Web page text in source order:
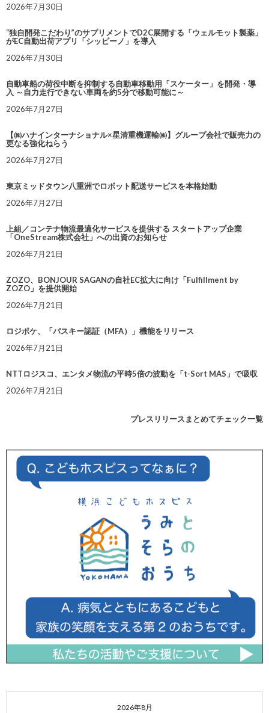
2026年7月30日
“独自開発こだわり”のサプリメントでD2C展開する「ウェルモット製薬」
がEC自動出荷アプリ「シッピーノ」を導入
2026年7月30日
自動車船の荷役中断を抑制する自動車移動用「スケーター」を開発・導
入 ～自力走行できない車両を約5分で移動可能に～
2026年7月27日
【㈱ハナインターナショナル×星清重機運輸㈱】グループ会社で販売力の
更なる強化ねらう
2026年7月27日
東京ミッドタウン八重洲でロボット配送サービスを本格始動
2026年7月27日
上組／コンテナ物流最適化サービスを提供する スタートアップ企業
「OneStream株式会社」への出資のお知らせ
2026年7月21日
ZOZO、BONJOUR SAGANの自社EC拡大に向け「Fulfillment by
ZOZO」を提供開始
2026年7月21日
ロジポケ、「パスキー認証（MFA）」機能をリリース
2026年7月21日
NTTロジスコ、エンタメ物流の平時5倍の波動を「t-Sort MAS」で吸収
2026年7月21日
プレスリリースまとめてチェック一覧
2026年8月